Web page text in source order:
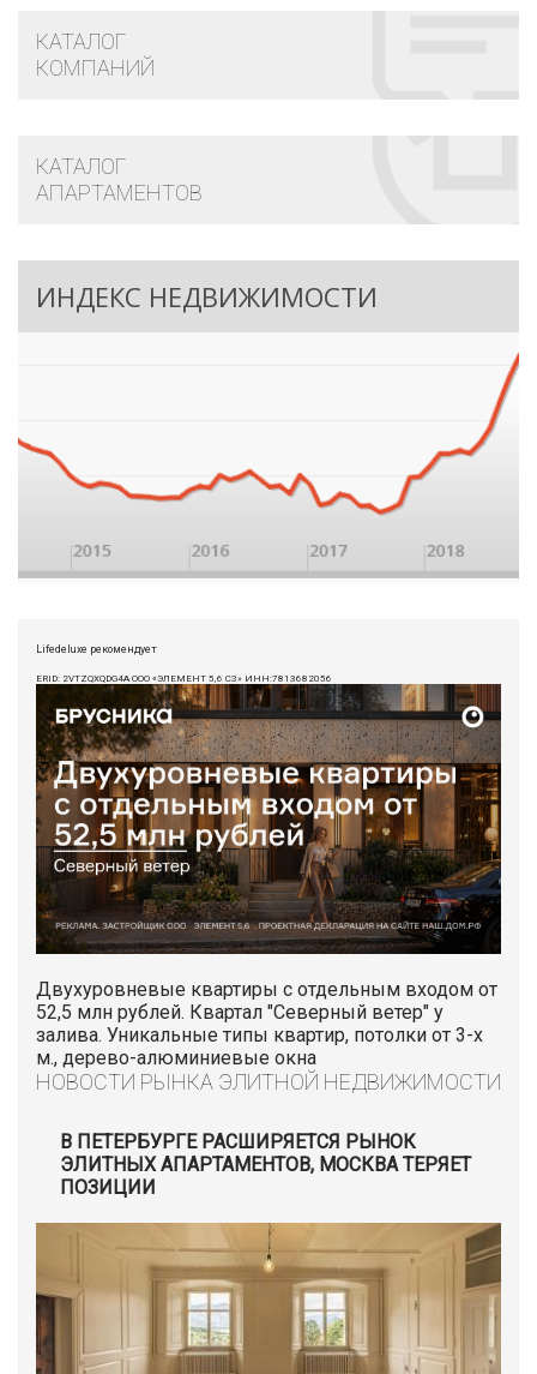
КАТАЛОГ
КОМПАНИЙ
КАТАЛОГ
АПАРТАМЕНТОВ
ИНДЕКС НЕДВИЖИМОСТИ
Lifedeluxe рекомендует
ERID: 2VTZQXQDG4A ООО «ЭЛЕМЕНТ 5,6 СЗ» ИНН:7813682056
Двухуровневые квартиры с отдельным входом от
52,5 млн рублей. Квартал "Северный ветер" у
залива. Уникальные типы квартир, потолки от 3-х
м., дерево-алюминиевые окна
НОВОСТИ РЫНКА ЭЛИТНОЙ НЕДВИЖИМОСТИ
В ПЕТЕРБУРГЕ РАСШИРЯЕТСЯ РЫНОК
ЭЛИТНЫХ АПАРТАМЕНТОВ, МОСКВА ТЕРЯЕТ
ПОЗИЦИИ